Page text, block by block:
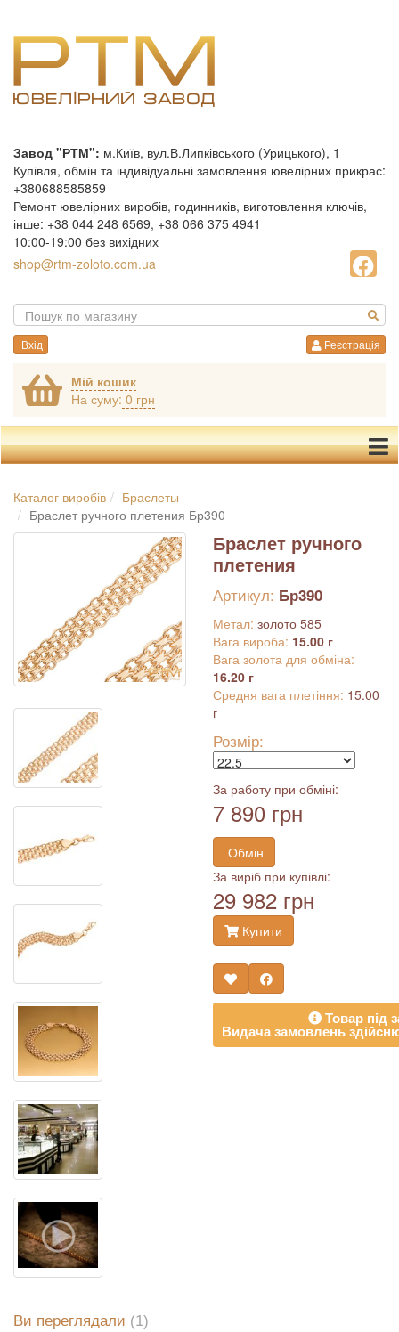
Завод "РТМ": м.Київ, вул.В.Липківського (Урицького), 1
Купівля, обмін та індивідуальні замовлення ювелірних прикрас:
+380688585859
Ремонт ювелірних виробів, годинників, виготовлення ключів,
інше: +38 044 248 6569, +38 066 375 4941
10:00-19:00 без вихідних
shop@rtm-zoloto.com.ua
Вхід Реєстрація
Мій кошик
На суму: 0 грн
Каталог виробів
Браслеты
Браслет ручного плетения Бр390
Браслет ручного
плетения
Артикул: Бр390
Метал: золото 585
Вага вироба: 15.00 г
Вага золота для обміна:
16.20 г
Средня вага плетіння: 15.00
г
Розмір:
За работу при обміні:
7 890 грн
Обмін
За виріб при купівлі:
29 982 грн
Купити
Товар під
Видача замовлень
Ви переглядали (1)